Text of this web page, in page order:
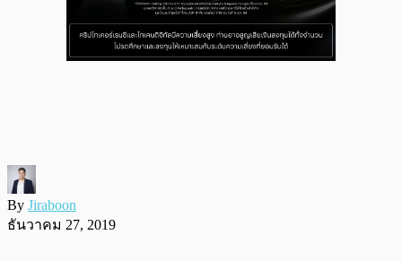
By Jiraboon
ธันวาคม 27, 2019